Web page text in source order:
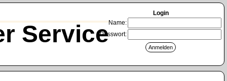
Service
Login
Name:
Passwort: